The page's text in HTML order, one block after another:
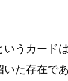
いうカード
た存在であ